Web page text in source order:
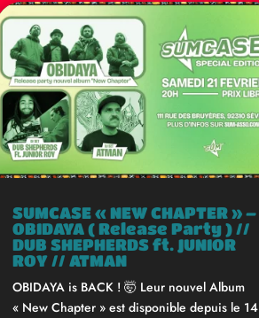
SUMCASE « NEW CHAPTER » –
OBIDAYA ( Release Party ) //
DUB SHEPHERDS ft. JUNIOR
ROY // ATMAN
OBIDAYA is BACK ! 🤯 Leur nouvel Album
« New Chapter » est disponible depuis le 14